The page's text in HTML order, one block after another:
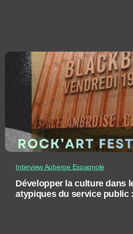
Interview Auberge Espagnole
Développer la culture dans
atypiques du service public